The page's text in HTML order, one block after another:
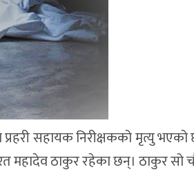
सहायक निरीक्षकको मृत्यु
महादेव ठाकुर रहेका छन्। ठाकुर सो